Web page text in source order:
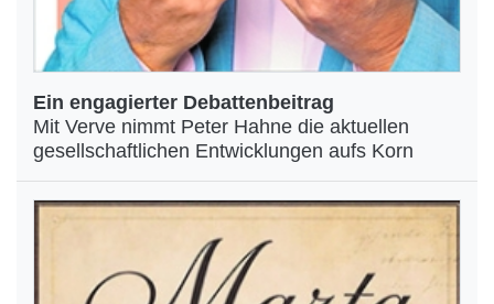
Ein engagierter Debattenbeitrag
Mit Verve nimmt Peter Hahne die aktuellen
gesellschaftlichen Entwicklungen aufs Korn